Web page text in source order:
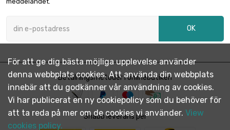
bredd : 50mm
längd : 2.5 Meter
bredd : 100mm
0.3mm
20,85 €
Save 5 %

Tjocklek / styrka :
0.2mm
bredd : 20mm
längd : 0.2 Meter
6,20 €
5,89 €
Save 5 %

OK
Betalningsmetoder i onlinebutiken
Snabb leverans per
För att ge dig bästa möjliga upplevelse använder
denna webbplats cookies. Att använda din webbplats
innebär att du godkänner vår användning av cookies.
Vi har publicerat en ny cookiepolicy som du behöver för
att ta reda på mer om de cookies vi använder. View
cookies policy.